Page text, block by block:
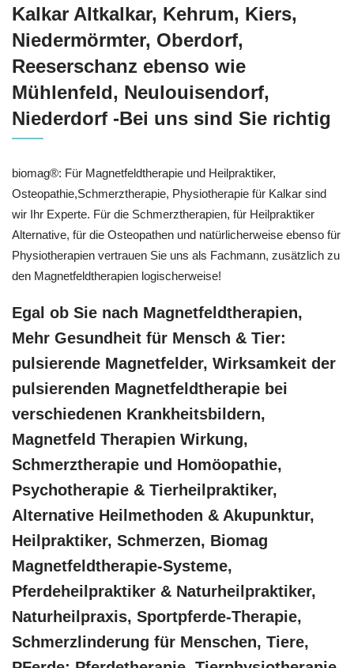
Kalkar Altkalkar, Kehrum, Kiers,
Niedermörmter, Oberdorf,
Reeserschanz ebenso wie
Mühlenfeld, Neulouisendorf,
Niederdorf -Bei uns sind Sie richtig
biomag®: Für Magnetfeldtherapie und Heilpraktiker,
Osteopathie,Schmerztherapie, Physiotherapie für Kalkar sind
wir Ihr Experte. Für die Schmerztherapien, für Heilpraktiker
Alternative, für die Osteopathen und natürlicherweise ebenso für
Physiotherapien vertrauen Sie uns als Fachmann, zusätzlich zu
den Magnetfeldtherapien logischerweise!
Egal ob Sie nach Magnetfeldtherapien,
Mehr Gesundheit für Mensch & Tier:
pulsierende Magnetfelder, Wirksamkeit der
pulsierenden Magnetfeldtherapie bei
verschiedenen Krankheitsbildern,
Magnetfeld Therapien Wirkung,
Schmerztherapie und ‎Homöopathie,
‎Psychotherapie & ‎Tierheilpraktiker,
Alternative Heilmethoden & Akupunktur,
Heilpraktiker, Schmerzen, Biomag
Magnetfeldtherapie-Systeme,
Pferdeheilpraktiker & Naturheilpraktiker,
Naturheilpraxis, Sportpferde-Therapie,
Schmerzlinderung für Menschen, Tiere,